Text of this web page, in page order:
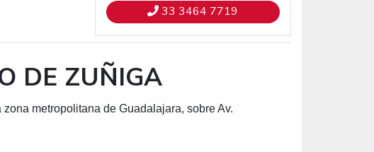
33 3464 7719
DE ZUÑIGA
metropolitana de Guadalajara, sobre Av.